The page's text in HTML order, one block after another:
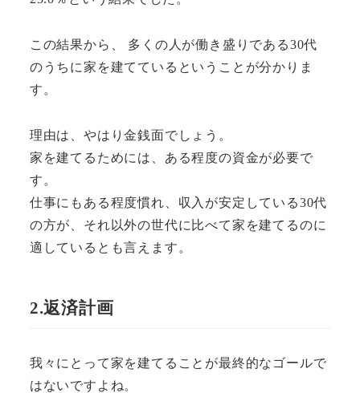
この結果から、 多くの人が働き盛りである30代
のうちに家を建てているということが分かりま
す。
理由は、やはり金銭面でしょう。
家を建てるためには、ある程度の資金が必要で
す。
仕事にもある程度慣れ、収入が安定している30代
の方が、それ以外の世代に比べて家を建てるのに
適しているとも言えます。
2.返済計画
我々にとって家を建てることが最終的なゴールで
はないですよね。